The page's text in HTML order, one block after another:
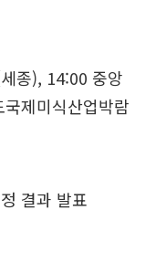
종), 14:00 중앙
제미식산업박람
결과 발표